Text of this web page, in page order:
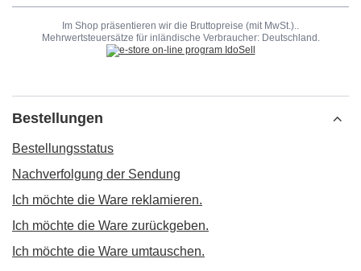
Im Shop präsentieren wir die Bruttopreise (mit MwSt.)..
Mehrwertsteuersätze für inländische Verbraucher: Deutschland .
Bestellungen
Bestellungsstatus
Nachverfolgung der Sendung
Ich möchte die Ware reklamieren.
Ich möchte die Ware zurückgeben.
Ich möchte die Ware umtauschen.